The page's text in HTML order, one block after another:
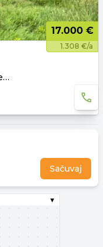
17.000 €
1.308 €/a
građevinsko zemljište | 13 a | uknjiženo
Sačuvaj
▾